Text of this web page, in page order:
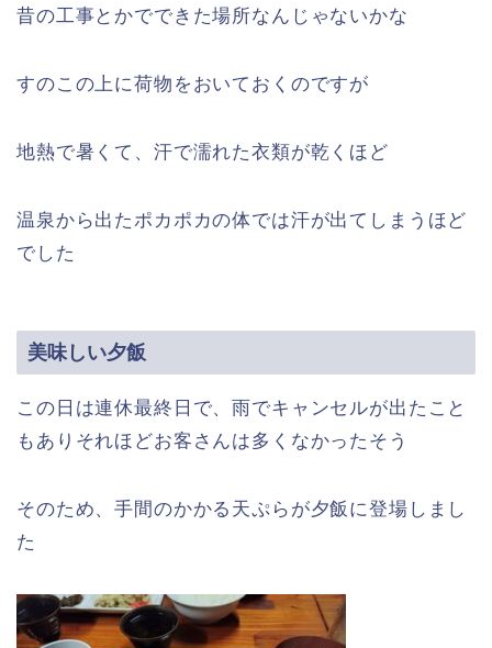
昔の工事とかでできた場所なんじゃないかな
すのこの上に荷物をおいておくのですが
地熱で暑くて、汗で濡れた衣類が乾くほど
温泉から出たポカポカの体では汗が出てしまうほど
でした
美味しい夕飯
この日は連休最終日で、雨でキャンセルが出たこと
もありそれほどお客さんは多くなかったそう
そのため、手間のかかる天ぷらが夕飯に登場しまし
た